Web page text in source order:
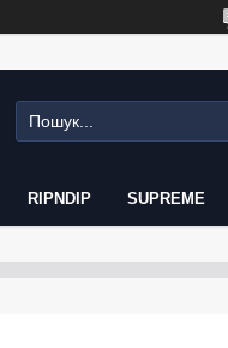
RIPNDIP SUPREME